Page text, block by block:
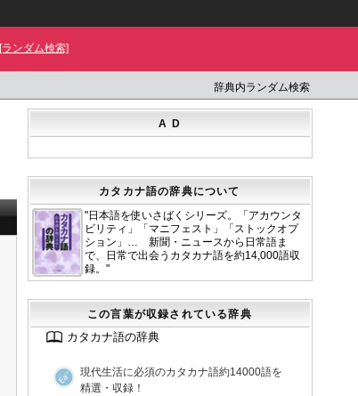
[ランダム検索]
辞典内ランダム検索
A D
カタカナ語の辞典について
"日本語を使いさばくシリーズ。「アカウンタ
ビリティ」「マニフェスト」「ストックオプ
ション」… 新聞・ニュースから日常語ま
で、日常で出会うカタカナ語を約14,000語収
録。"
この言葉が収録されている辞典
カタカナ語の辞典
現代生活に必須のカタカナ語約14000語を
精選・収録！